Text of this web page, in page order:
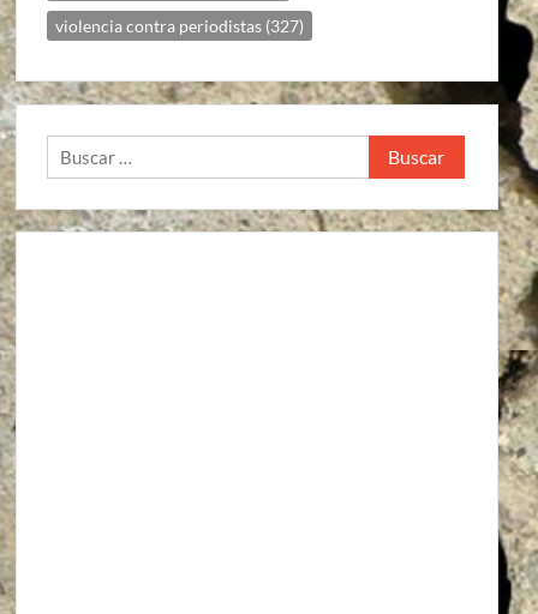
violencia contra periodistas (327)
Buscar: